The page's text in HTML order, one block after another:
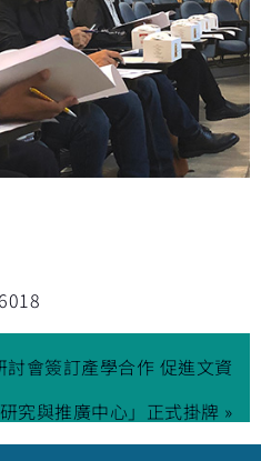
老師
會簽訂產學合作 促進文資
究與推廣中心」正式掛牌 »